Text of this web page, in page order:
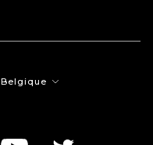
Belgique